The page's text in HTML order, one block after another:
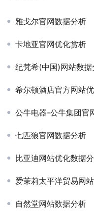
雅戈尔官网数据分析
卡地亚官网优化赏析
纪梵希(中国)网站数据
希尔顿酒店官方网站
公牛电器-公牛集团官
七匹狼官网数据分析
比亚迪网站优化数据
爱茉莉太平洋贸易网
自然堂网站数据分析